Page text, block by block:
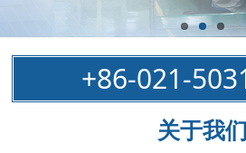
+86-021-
关于我们